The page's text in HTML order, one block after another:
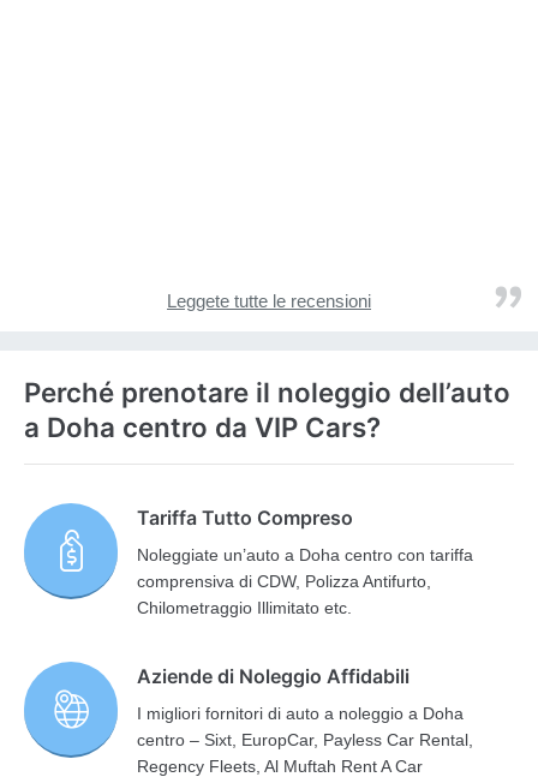
Leggete tutte le recensioni
Perché prenotare il noleggio dell’auto
a Doha centro da VIP Cars?
Tariffa Tutto Compreso
Noleggiate un’auto a Doha centro con tariffa
comprensiva di CDW, Polizza Antifurto,
Chilometraggio Illimitato etc.
Aziende di Noleggio Affidabili
I migliori fornitori di auto a noleggio a Doha
centro – Sixt, EuropCar, Payless Car Rental,
Regency Fleets, Al Muftah Rent A Car